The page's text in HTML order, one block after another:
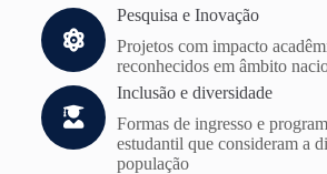
Pesquisa e Inovação
Projetos com impacto
reconhecidos em âmbito
Inclusão e diversidade
Formas de ingresso e
estudantil que consideram a
população